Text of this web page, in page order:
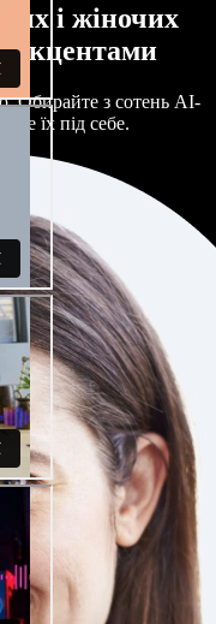
і жіночих
акцентами
Обирайте з сотень AI-
їх під себе.